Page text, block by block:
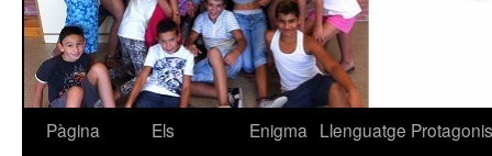
Vés
Pàgina
Els
Enigma Llenguatge